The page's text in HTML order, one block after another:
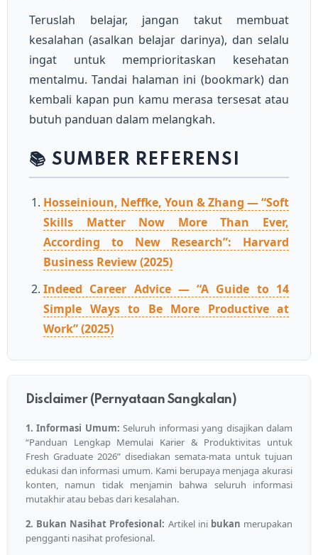
Teruslah belajar, jangan takut membuat
kesalahan (asalkan belajar darinya), dan selalu
ingat untuk memprioritaskan kesehatan
mentalmu. Tandai halaman ini (bookmark) dan
kembali kapan pun kamu merasa tersesat atau
butuh panduan dalam melangkah.
📚 SUMBER REFERENSI
Hosseinioun, Neffke, Youn & Zhang — “Soft
Skills Matter Now More Than Ever,
According to New Research”: Harvard
Business Review (2025)
Indeed Career Advice — “A Guide to 14
Simple Ways to Be More Productive at
Work” (2025)
Disclaimer (Pernyataan Sangkalan)
1. Informasi Umum: Seluruh informasi yang disajikan dalam
“Panduan Lengkap Memulai Karier & Produktivitas untuk
Fresh Graduate 2026” disediakan semata-mata untuk tujuan
edukasi dan informasi umum. Kami berupaya menjaga akurasi
konten, namun tidak menjamin bahwa seluruh informasi
mutakhir atau bebas dari kesalahan.
2. Bukan Nasihat Profesional: Artikel ini bukan merupakan
pengganti nasihat profesional.